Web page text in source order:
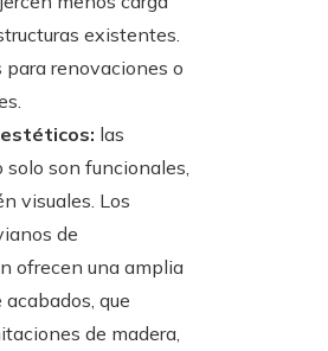
existentes.
para renovaciones o
las
solo son funcionales,
visuales. Los
de
ofrecen una amplia
que
de madera,